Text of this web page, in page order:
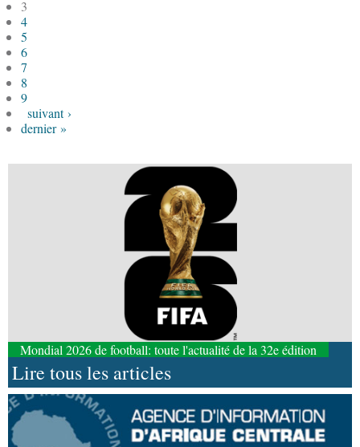
3
4
5
6
7
8
9
suivant ›
dernier »
Mondial 2026 de football: toute l'actualité de la 32e édition
Lire tous les articles